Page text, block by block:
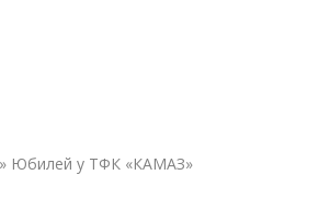
» Юбилей у ТФК «КАМАЗ»